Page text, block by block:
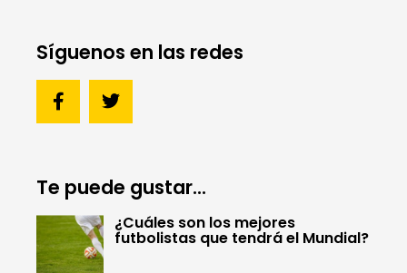
Síguenos en las redes
Te puede gustar...
¿Cuáles son los mejores
futbolistas que tendrá el Mundial?